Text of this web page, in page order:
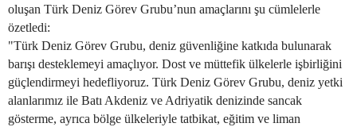
oluşan Türk Deniz Görev Grubu’nun amaçlarını şu cümlelerle
özetledi:
"Türk Deniz Görev Grubu, deniz güvenliğine katkıda bulunarak
barışı desteklemeyi amaçlıyor. Dost ve müttefik ülkelerle işbirliğini
güçlendirmeyi hedefliyoruz. Türk Deniz Görev Grubu, deniz yetki
alanlarımız ile Batı Akdeniz ve Adriyatik denizinde sancak
gösterme, ayrıca bölge ülkeleriyle tatbikat, eğitim ve liman